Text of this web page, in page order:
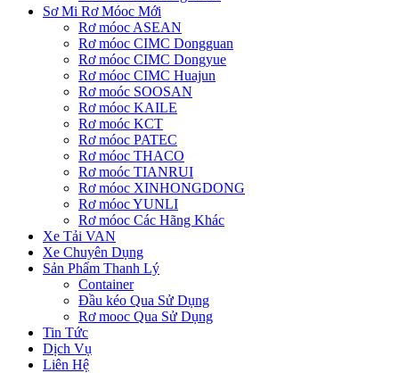
Sơ Mi Rơ Móoc Mới
Rơ móoc ASEAN
Rơ móoc CIMC Dongguan
Rơ móoc CIMC Dongyue
Rơ móoc CIMC Huajun
Rơ moóc SOOSAN
Rơ móoc KAILE
Rơ moóc KCT
Rơ móoc PATEC
Rơ móoc THACO
Rơ moóc TIANRUI
Rơ móoc XINHONGDONG
Rơ móoc YUNLI
Rơ móoc Các Hãng Khác
Xe Tải VAN
Xe Chuyên Dụng
Sản Phẩm Thanh Lý
Container
Đầu kéo Qua Sử Dụng
Rơ mooc Qua Sử Dụng
Tin Tức
Dịch Vụ
Liên Hệ